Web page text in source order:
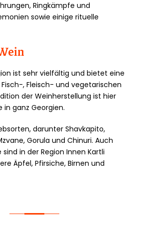
Ringkämpfe und
sowie einige rituelle
ist sehr vielfältig und bietet eine
, Fleisch- und vegetarischen
der Weinherstellung ist hier
in ganz Georgien.
darunter Shavkapito,
Gorula und Chinuri. Auch
in der Region Innen Kartli
Äpfel, Pfirsiche, Birnen und